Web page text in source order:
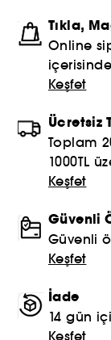
Tıkla,
Online
Keşfet
Ücretsiz
Toplam
1000TL
Keşfet
Güvenli
Güvenli
Keşfet
İade
14 gün
Keşfet